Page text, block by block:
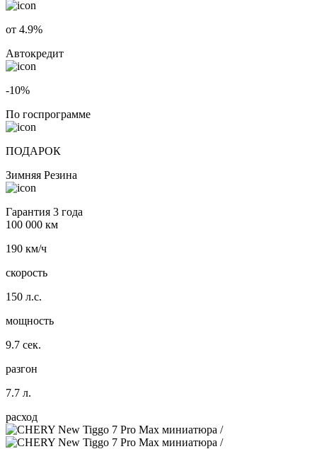
от 4.9%
Автокредит
-10%
По госпрограмме
ПОДАРОК
Зимняя Резина
Гарантия 3 года
100 000 км
190 км/ч
скорость
150 л.с.
мощность
9.7 сек.
разгон
7.7 л.
расход